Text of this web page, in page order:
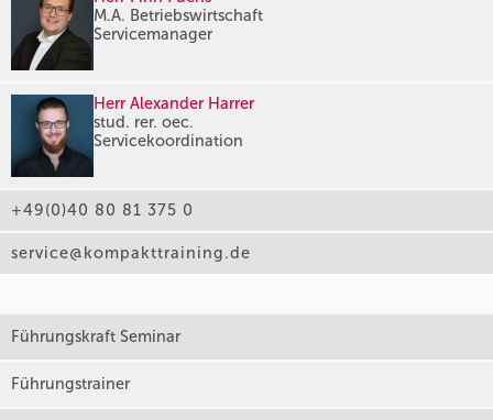
M.A. Betriebswirtschaft
Servicemanager
Herr Alexander Harrer
stud. rer. oec.
Servicekoordination
+49(0)40 80 81 375 0
service@kompakttraining.de
Führungskraft Seminar
Führungstrainer